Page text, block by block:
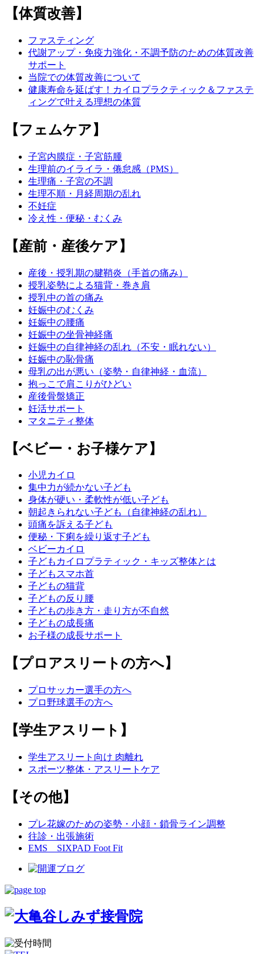
【体質改善】
ファスティング
代謝アップ・免疫力強化・不調予防のための体質改善
サポート
当院での体質改善について
健康寿命を延ばす！カイロプラクティック＆ファステ
ィングで叶える理想の体質
【フェムケア】
子宮内膜症・子宮筋腫
生理前のイライラ・倦怠感（PMS）
生理痛・子宮の不調
生理不順・月経周期の乱れ
不妊症
冷え性・便秘・むくみ
【産前・産後ケア】
産後・授乳期の腱鞘炎（手首の痛み）
授乳姿勢による猫背・巻き肩
授乳中の首の痛み
妊娠中のむくみ
妊娠中の腰痛
妊娠中の坐骨神経痛
妊娠中の自律神経の乱れ（不安・眠れない）
妊娠中の恥骨痛
母乳の出が悪い（姿勢・自律神経・血流）
抱っこで肩こりがひどい
産後骨盤矯正
妊活サポート
マタニティ整体
【ベビー・お子様ケア】
小児カイロ
集中力が続かない子ども
身体が硬い・柔軟性が低い子ども
朝起きられない子ども（自律神経の乱れ）
頭痛を訴える子ども
便秘・下痢を繰り返す子ども
ベビーカイロ
子どもカイロプラティック・キッズ整体とは
子どもスマホ首
子どもの猫背
子どもの反り腰
子どもの歩き方・走り方が不自然
子どもの成長痛
お子様の成長サポート
【プロアスリートの方へ】
プロサッカー選手の方へ
プロ野球選手の方へ
【学生アスリート】
学生アスリート向け 肉離れ
スポーツ整体・アスリートケア
【その他】
プレ花嫁のための姿勢・小顔・鎖骨ライン調整
往診・出張施術
EMS SIXPAD Foot Fit